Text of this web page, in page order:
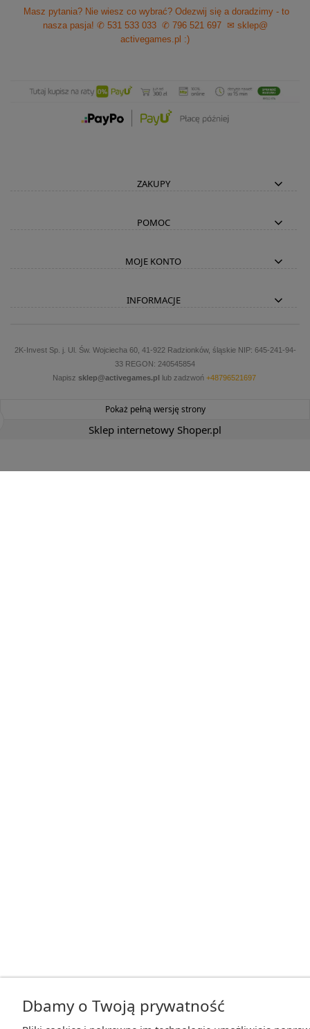
Masz pytania? Nie wiesz co wybrać? Odezwij się a doradzimy - to
nasza pasja! ✆ 531 533 033 ✆ 796 521 697
✉ sklep@
activegames.pl :)
ZAKUPY
POMOC
MOJE KONTO
INFORMACJE
2K-Invest Sp. j. Ul. Św. Wojciecha 60, 41-922 Radzionków, śląskie NIP: 645-241-94-
33 REGON: 240545854
Napisz sklep@activegames.pl lub zadzwoń +48796521697
Pokaż pełną wersję strony
Sklep internetowy Shoper.pl
Dbamy o Twoją prywatność